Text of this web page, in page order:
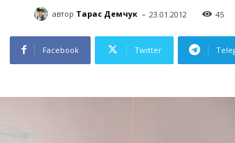
автор Тарас Демчук - 23.01.2012 45
Facebook Twitter